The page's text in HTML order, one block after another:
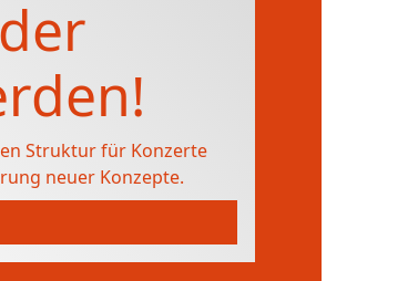
Struktur für Konzerte
neuer Konzepte.